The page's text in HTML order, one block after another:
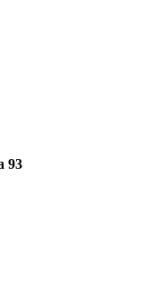
93